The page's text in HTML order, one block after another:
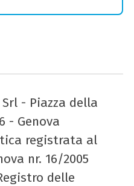
- Piazza della
- Genova
registrata al
nr. 16/2005
delle